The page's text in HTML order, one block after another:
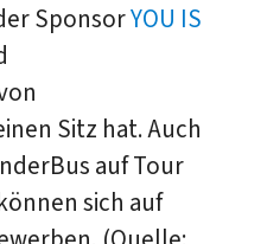
SponsorYOU IS
Sitz hat. Auch
auf Tour
sich auf